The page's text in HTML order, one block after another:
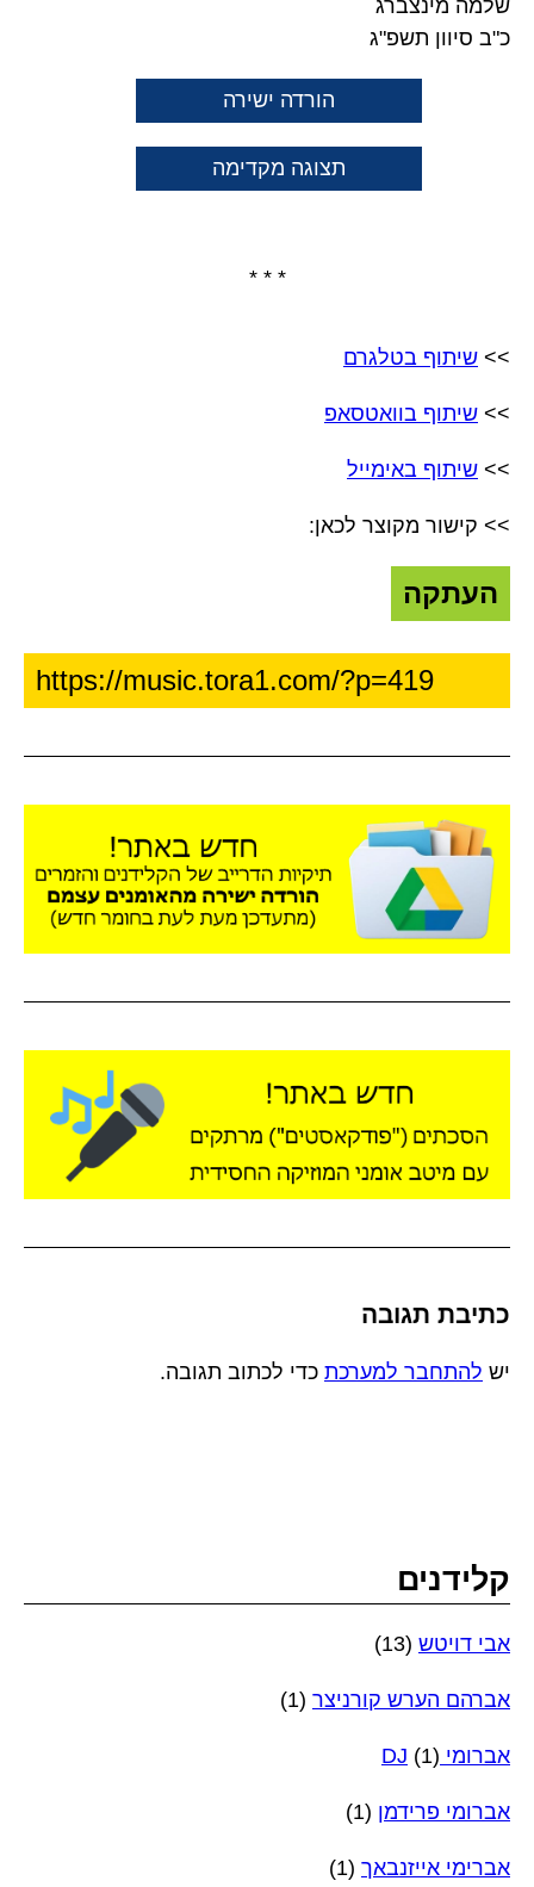
שלמה מינצברג
כ"ב סיוון תשפ"ג
הורדה ישירה
תצוגה מקדימה
* * *
>> שיתוף בטלגרם
>> שיתוף בוואטסאפ
>> שיתוף באימייל
>> קישור מקוצר לכאן:
העתקה
כתיבת תגובה
יש להתחבר למערכת כדי לכתוב תגובה.
קלידנים
אבי דויטש (13)
אברהם הערש קורניצר (1)
אברומי DJ (1)
אברומי פרידמן (1)
אברימי אייזנבאך (1)